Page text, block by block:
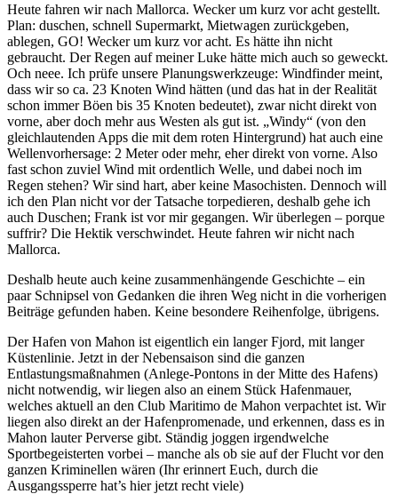
Heute fahren wir nach Mallorca. Wecker um kurz vor acht gestellt.
Plan: duschen, schnell Supermarkt, Mietwagen zurückgeben,
ablegen, GO! Wecker um kurz vor acht. Es hätte ihn nicht
gebraucht. Der Regen auf meiner Luke hätte mich auch so geweckt.
Och neee. Ich prüfe unsere Planungswerkzeuge: Windfinder meint,
dass wir so ca. 23 Knoten Wind hätten (und das hat in der Realität
schon immer Böen bis 35 Knoten bedeutet), zwar nicht direkt von
vorne, aber doch mehr aus Westen als gut ist. „Windy“ (von den
gleichlautenden Apps die mit dem roten Hintergrund) hat auch eine
Wellenvorhersage: 2 Meter oder mehr, eher direkt von vorne. Also
fast schon zuviel Wind mit ordentlich Welle, und dabei noch im
Regen stehen? Wir sind hart, aber keine Masochisten. Dennoch will
ich den Plan nicht vor der Tatsache torpedieren, deshalb gehe ich
auch Duschen; Frank ist vor mir gegangen. Wir überlegen – porque
suffrir? Die Hektik verschwindet. Heute fahren wir nicht nach
Mallorca.
Deshalb heute auch keine zusammenhängende Geschichte – ein
paar Schnipsel von Gedanken die ihren Weg nicht in die vorherigen
Beiträge gefunden haben. Keine besondere Reihenfolge, übrigens.
Der Hafen von Mahon ist eigentlich ein langer Fjord, mit langer
Küstenlinie. Jetzt in der Nebensaison sind die ganzen
Entlastungsmaßnahmen (Anlege-Pontons in der Mitte des Hafens)
nicht notwendig, wir liegen also an einem Stück Hafenmauer,
welches aktuell an den Club Maritimo de Mahon verpachtet ist. Wir
liegen also direkt an der Hafenpromenade, und erkennen, dass es in
Mahon lauter Perverse gibt. Ständig joggen irgendwelche
Sportbegeisterten vorbei – manche als ob sie auf der Flucht vor den
ganzen Kriminellen wären (Ihr erinnert Euch, durch die
Ausgangssperre hat’s hier jetzt recht viele)